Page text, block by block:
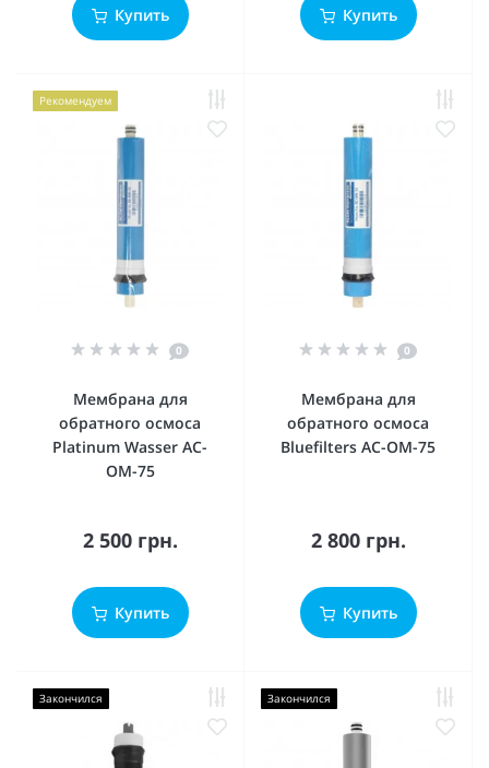
Купить Купить
Рекомендуем
0
Мембрана для
обратного осмоса
Platinum Wasser AC-
OM-75
2 500 грн.
Купить
0
Мембрана для
обратного осмоса
Bluefilters AC-OM-75
2 800 грн.
Купить
Закончился Закончился